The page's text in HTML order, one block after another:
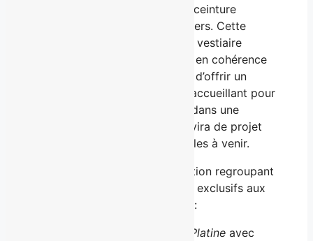
l’espace idéal pour renforcer la ceinture
abdominale et les muscles fessiers. Cette
succursale offrira également un vestiaire
universel, inclusif et accessible, en cohérence
d’offrir un
environnement sans jugement, accueillant pour
tous et toutes. Le tout s’inscrit dans une
configuration repensée, qui servira de projet
pilote pour les futures succursales à venir.
Parmi les nouveautés : Une section regroupant
en un seul espace les bénéfices exclusifs aux
, dont :
Zone d’entraînement Platine avec